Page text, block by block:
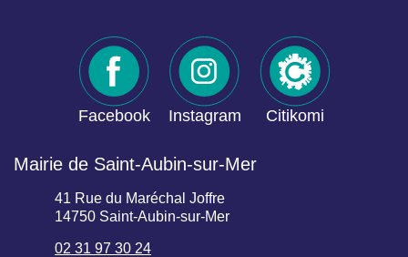
Facebook Instagram Citikomi
Mairie de Saint-Aubin-sur-Mer
41 Rue du Maréchal Joffre
14750 Saint-Aubin-sur-Mer
02 31 97 30 24